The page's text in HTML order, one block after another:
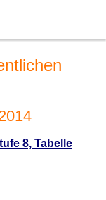
8, Tabelle